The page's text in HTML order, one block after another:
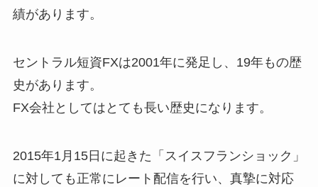
績があります。
セントラル短資FXは2001年に発足し、19年もの歴
史があります。
FX会社としてはとても長い歴史になります。
2015年1月15日に起きた「スイスフランショック」
に対しても正常にレート配信を行い、真摯に対応